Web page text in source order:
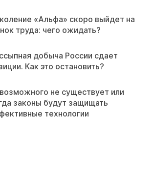
«Альфа» скоро выйдет на
труда: чего ожидать?
добыча России сдает
Как это остановить?
не существует или
законы будут защищать
технологии